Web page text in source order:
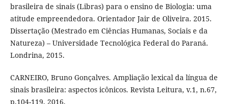
brasileira de sinais (Libras) para o ensino de Biologia: uma
atitude empreendedora. Orientador Jair de Oliveira. 2015.
Dissertação (Mestrado em Ciências Humanas, Sociais e da
Natureza) – Universidade Tecnológica Federal do Paraná.
Londrina, 2015.
CARNEIRO, Bruno Gonçalves. Ampliação lexical da língua de
sinais brasileira: aspectos icônicos. Revista Leitura, v.1, n.67,
p.104-119, 2016.